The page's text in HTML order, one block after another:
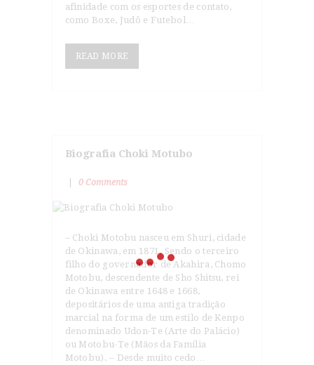
afinidade com os esportes de contato,
como Boxe, Judô e Futebol…
READ MORE
Biografia Choki Motubo
0 Comments
– Choki Motobu nasceu em Shuri, cidade
de Okinawa, em 1871. Sendo o terceiro
filho do governador de Akahira, Chomo
Motobu, descendente de Sho Shitsu, rei
de Okinawa entre 1648 e 1668,
depositários de uma antiga tradição
marcial na forma de um estilo de Kenpo
denominado Udon-Te (Arte do Palácio)
ou Motobu-Te (Mãos da Família
Motobu). – Desde muito cedo…